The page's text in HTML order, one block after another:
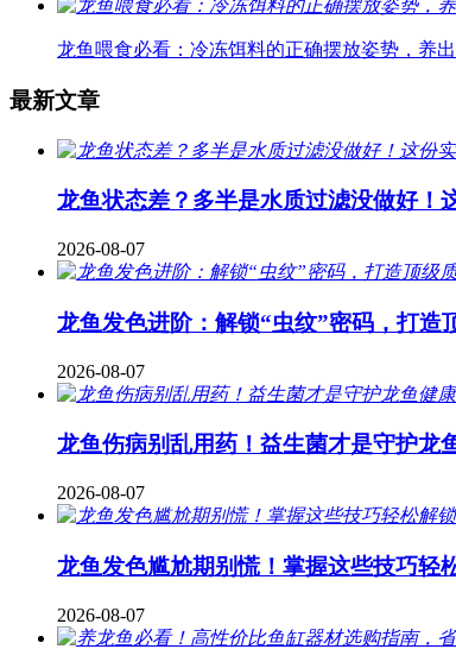
龙鱼喂食必看：冷冻饵料的正确摆放姿势，养出
最新文章
龙鱼状态差？多半是水质过滤没做好！
2026-08-07
龙鱼发色进阶：解锁“虫纹”密码，打造
2026-08-07
龙鱼伤病别乱用药！益生菌才是守护龙
2026-08-07
龙鱼发色尴尬期别慌！掌握这些技巧轻
2026-08-07